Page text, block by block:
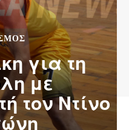
για τη
με
τον Ντίνο